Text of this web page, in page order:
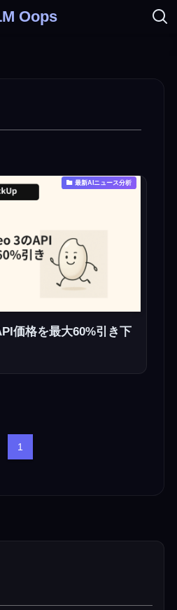
Oops
最新AIニュース分析
価格を最大60%引き下
1